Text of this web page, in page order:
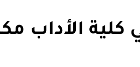
كلية الأداب